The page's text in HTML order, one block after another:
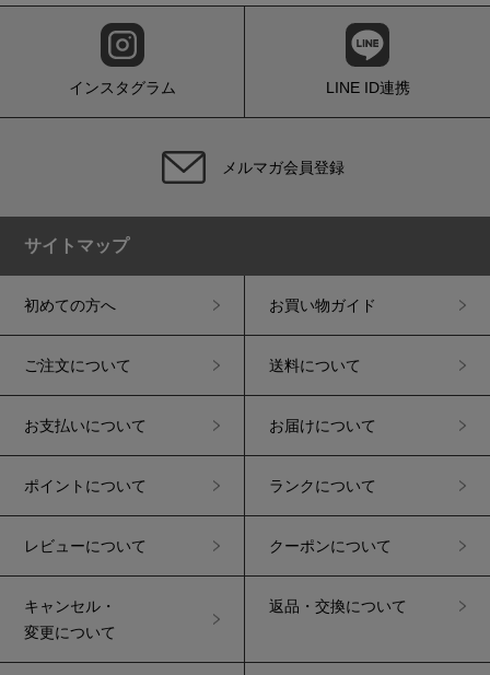
インスタグラム LINE ID連携
メルマガ会員登録
サイトマップ
初めての方へ お買い物ガイド
ご注文について 送料について
お支払いについて お届けについて
ポイントについて ランクについて
レビューについて クーポンについて
キャンセル・
変更について
返品・交換について